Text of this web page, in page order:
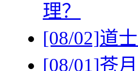
理？
[08/02]道
[08/01]苍